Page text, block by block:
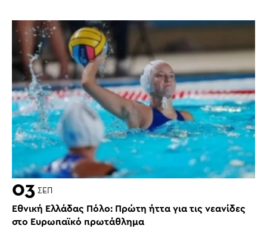
03 ΣΕΠ
Εθνική Ελλάδας Πόλο: Πρώτη ήττα για τις νεανίδες
στο Ευρωπαϊκό πρωτάθλημα